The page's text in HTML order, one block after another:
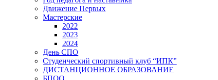
Движение Первых
Мастерские
2022
2023
2024
День СПО
Студенческий спортивный клуб “ИПК”
ДИСТАНЦИОННОЕ ОБРАЗОВАНИЕ
БПОО